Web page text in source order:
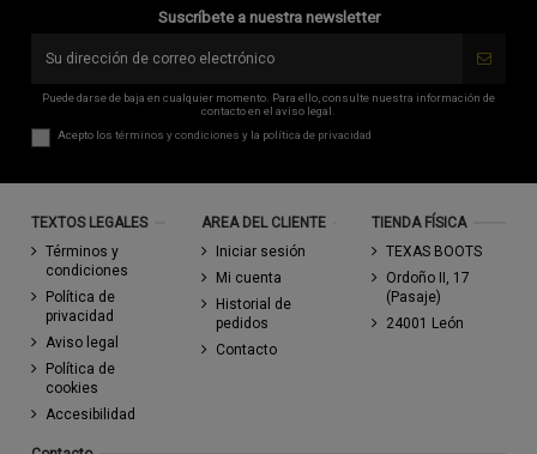
Suscríbete a nuestra newsletter
Puede darse de baja en cualquier momento. Para ello, consulte nuestra información de
contacto en el aviso legal.
Acepto lostérminos y condiciones y la política de privacidad
TEXTOS LEGALES
Términos y
condiciones
Política de
privacidad
Aviso legal
Política de
cookies
Accesibilidad
AREA DEL CLIENTE
Iniciar sesión
Mi cuenta
Historial de
pedidos
Contacto
TIENDA FÍSICA
TEXAS BOOTS
Ordoño II, 17
(Pasaje)
24001 León